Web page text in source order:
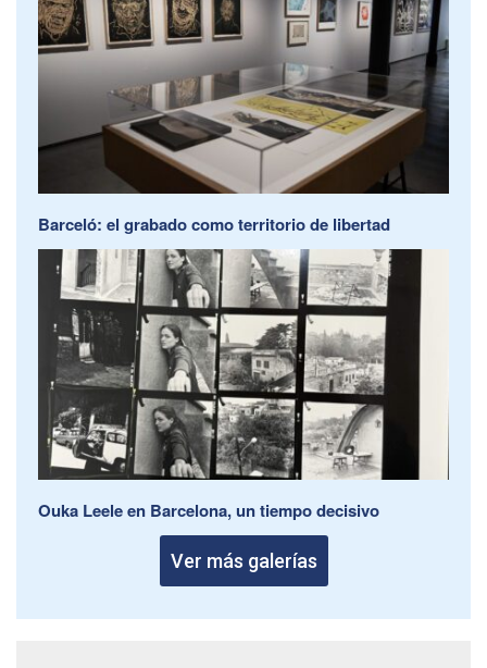
Barceló: el grabado como territorio de libertad
Ouka Leele en Barcelona, un tiempo decisivo
Ver más galerías